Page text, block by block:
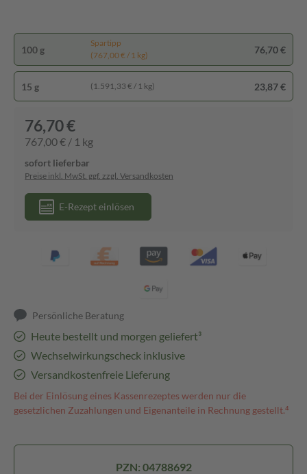
100 g
Spartipp
(767,00 € / 1 kg)
76,70 €
15 g (1.591,33 € / 1 kg) 23,87 €
76,70 €
767,00 € / 1 kg
sofort lieferbar
Preise inkl. MwSt. ggf. zzgl. Versandkosten
E-Rezept einlösen
Persönliche Beratung
Heute bestellt und morgen geliefert³
Wechselwirkungscheck inklusive
Versandkostenfreie Lieferung
Bei der Einlösung eines Kassenrezeptes werden nur die
gesetzlichen Zuzahlungen und Eigenanteile in Rechnung gestellt.⁴
PZN: 04788692